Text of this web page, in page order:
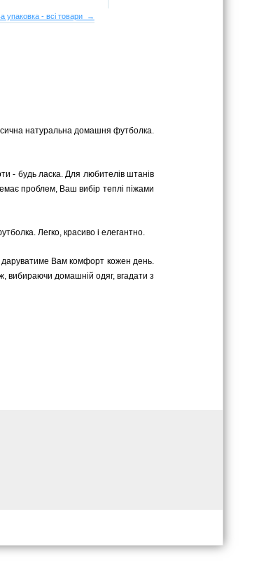
упаковка - всі товари →
натуральна домашня футболка.
- будь ласка. Для любителів штанів
проблем, Ваш вибір теплі піжами
Легко, красиво і елегантно.
даруватиме Вам комфорт кожен день.
вибираючи домашній одяг, вгадати з